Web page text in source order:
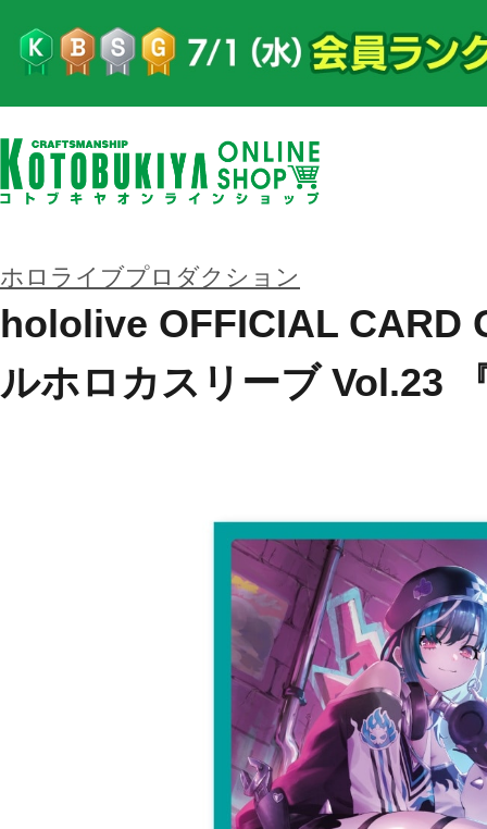
ホロライブプロダクション
hololive OFFICIAL CARD
ルホロカスリーブ Vol.23